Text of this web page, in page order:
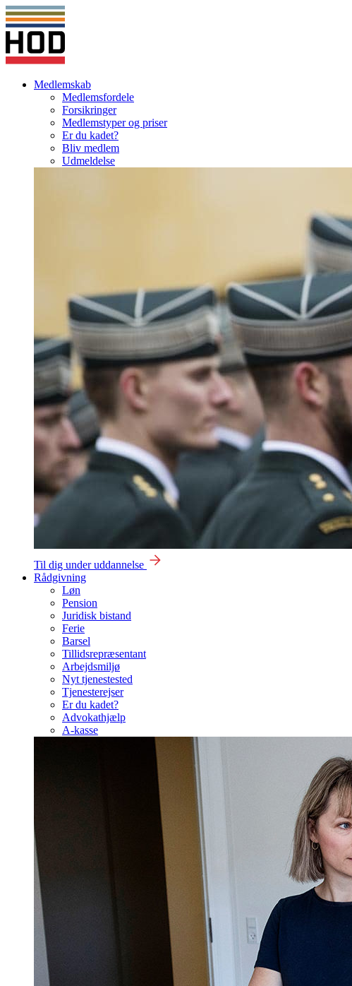
Medlemskab
Medlemsfordele
Forsikringer
Medlemstyper og priser
Er du kadet?
Bliv medlem
Udmeldelse
Til dig under uddannelse
Rådgivning
Løn
Pension
Juridisk bistand
Ferie
Barsel
Tillidsrepræsentant
Arbejdsmiljø
Nyt tjenestested
Tjenesterejser
Er du kadet?
Advokathjælp
A-kasse